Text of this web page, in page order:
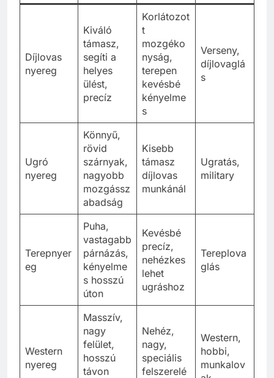
Díjlovas
nyereg
Kiváló
támasz,
segíti a
helyes
ülést,
precíz
Korlátozot
t
mozgéko
nyság,
terepen
kevésbé
kényelme
s
Verseny,
díjlovaglá
s
Ugró
nyereg
Könnyű,
rövid
szárnyak,
nagyobb
mozgássz
abadság
Kisebb
támasz
díjlovas
munkánál
Ugratás,
military
Terepnyer
eg
Puha,
vastagabb
párnázás,
kényelme
s hosszú
úton
Kevésbé
precíz,
nehézkes
lehet
ugráshoz
Tereplova
glás
Western
nyereg
Masszív,
nagy
felület,
hosszú
távon
Nehéz,
nagy,
speciális
felszerelé
Western,
hobbi,
munkalov